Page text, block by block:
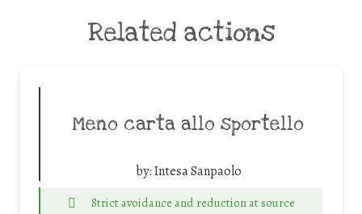
Related actions
Meno carta allo sportello
by:Intesa Sanpaolo
Strict avoidance and reduction at source